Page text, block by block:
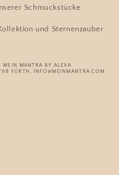
Schmuckstücke.
und Sternenzauber
MEIN MANTRA BY ALEXA
FÜRTH, INFO@MEINMANTRA.COM